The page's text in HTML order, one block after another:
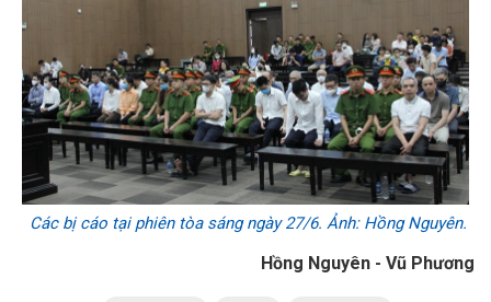
Các bị cáo tại phiên tòa sáng ngày 27/6. Ảnh: Hồng Nguyên.
Hồng Nguyên - Vũ Phương